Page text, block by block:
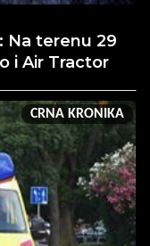
Na terenu 29
i Air Tractor
CRNA KRONIKA